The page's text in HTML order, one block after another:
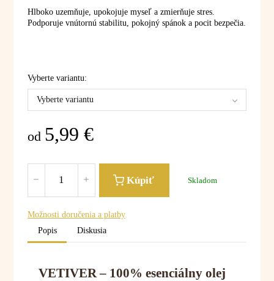
Hlboko uzemňuje, upokojuje myseľ a zmierňuje stres.
Podporuje vnútornú stabilitu, pokojný spánok a pocit bezpečia.
Vyberte variantu:
Vyberte variantu
od 5,99 €
Kúpiť Skladom
Možnosti doručenia a platby
Popis
Diskusia
VETIVER – 100% esenciálny olej